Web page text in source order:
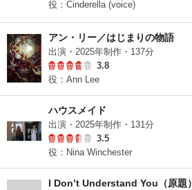
役：Cinderella (voice)
アン・リー／はじまりの物語
出演・2025年制作・137分
3.8
役：Ann Lee
ハウスメイド
出演・2025年制作・131分
3.5
役：Nina Winchester
I Don’t Understand You（原題）